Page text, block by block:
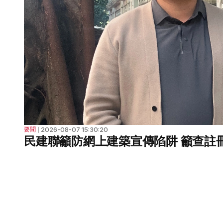
要聞 ❘ 2026-08-07 15:30:20
民建聯籲防網上建築宣傳陷阱 籲查註